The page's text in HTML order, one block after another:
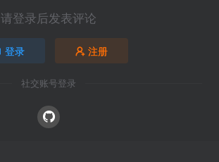
请登录后发表评论
登录 注册
社交账号登录